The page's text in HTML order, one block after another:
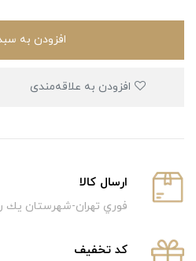
افزودن به
ارسال كالا
فوري تهران-شهرستان يك
كد تخفيف